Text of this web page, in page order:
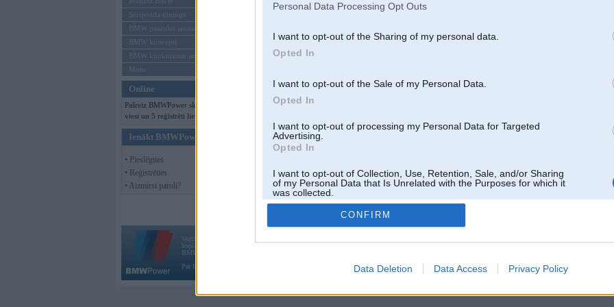
Personal Data Processing Opt Outs
I want to opt-out of the Sharing of my personal data.
Opted In
I want to opt-out of the Sale of my Personal Data.
Opted In
I want to opt-out of processing my Personal Data for Targeted
Advertising.
Opted In
I want to opt-out of Collection, Use, Retention, Sale, and/or Sharing
of my Personal Data that Is Unrelated with the Purposes for which it
was collected.
Opted Out
CONFIRM
Data Deletion Data Access Privacy Policy
Sērijveida tūnings
BMW pasaules jaunumi
BMW koncepti
BMW konkurentu jaunumi
Moto
Online
Pašreiz BMWPower skatās 122
viesi un 5 reģistrēti lietotāji.
Ienākt BMWPower
• Pieslēgties
• Reģistrēties
• Aizmirsi paroli?
Vortāls BMWPower.lv darbojas
kopš 2002. gada 14. maija. Tas nav auto klubs un nav saistīts ar
BMW AG.
Par BMWPower